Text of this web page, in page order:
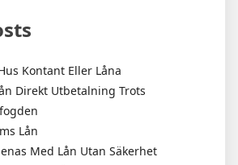
Kontant Eller Låna
Direkt Utbetalning Trots
Lån
Med Lån Utan Säkerhet